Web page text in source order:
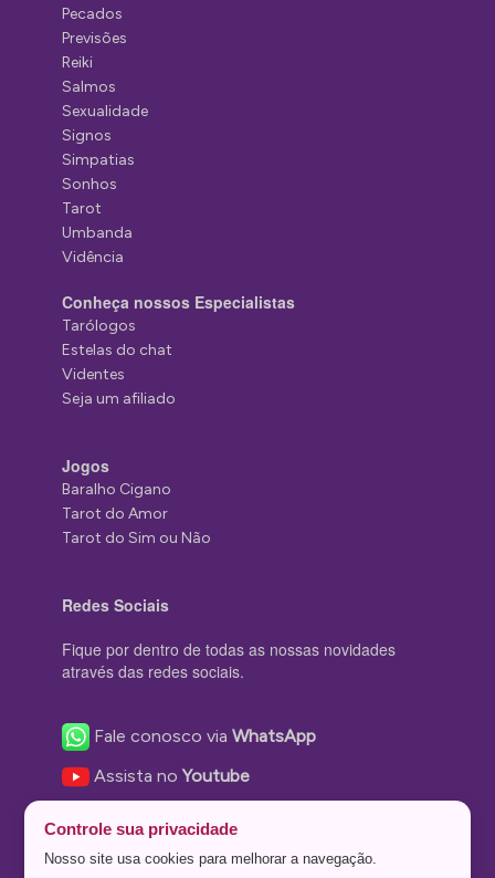
Pecados
Previsões
Reiki
Salmos
Sexualidade
Signos
Simpatias
Sonhos
Tarot
Umbanda
Vidência
Conheça nossos Especialistas
Tarólogos
Estelas do chat
Videntes
Seja um afiliado
Jogos
Baralho Cigano
Tarot do Amor
Tarot do Sim ou Não
Redes Sociais
Fique por dentro de todas as nossas novidades
através das redes sociais.
Fale conosco viaWhatsApp
Assista noYoutube
Nos siga no Instagram
Controle sua privacidade
Nosso site usa cookies para melhorar a navegação.